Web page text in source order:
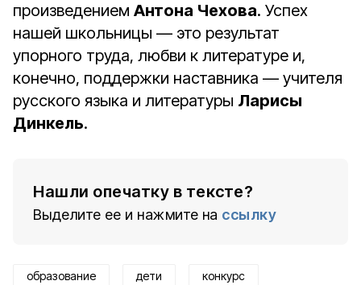
произведением Антона Чехова. Успех
нашей школьницы — это результат
упорного труда, любви к литературе и,
конечно, поддержки наставника — учителя
русского языка и литературы Ларисы
Динкель.
Нашли опечатку в тексте?
Выделите ее и нажмите на ссылку
образование дети конкурс